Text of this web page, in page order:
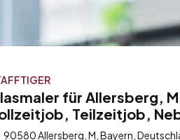
für Allersberg,
Teilzeitjob,
90580 Allersberg, M, Bayern,